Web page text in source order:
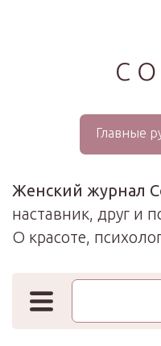
Главные
Женский журнал
наставник, друг и
О красоте,
Поиск по сайту